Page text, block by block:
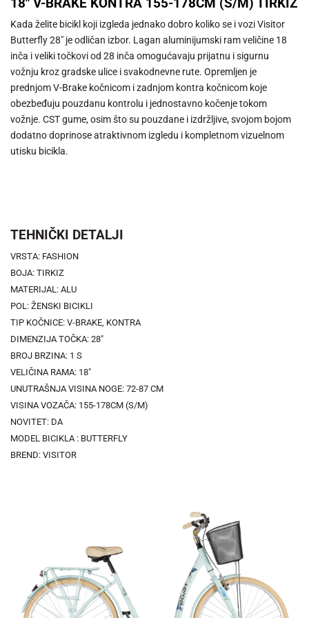
Kada želite bicikl koji izgleda jednako dobro koliko se i vozi Visitor
Butterfly 28" je odličan izbor. Lagan aluminijumski ram veličine 18
inča i veliki točkovi od 28 inča omogućavaju prijatnu i sigurnu
vožnju kroz gradske ulice i svakodnevne rute. Opremljen je
prednjom V-Brake kočnicom i zadnjom kontra kočnicom koje
obezbeđuju pouzdanu kontrolu i jednostavno kočenje tokom
vožnje. CST gume, osim što su pouzdane i izdržljive, svojom bojom
dodatno doprinose atraktivnom izgledu i kompletnom vizuelnom
utisku bicikla.
TEHNIČKI DETALJI
VRSTA: FASHION
BOJA: TIRKIZ
MATERIJAL: ALU
POL: ŽENSKI BICIKLI
TIP KOČNICE: V-BRAKE, KONTRA
DIMENZIJA TOČKA: 28"
BROJ BRZINA: 1 S
VELIČINA RAMA: 18"
UNUTRAŠNJA VISINA NOGE: 72-87 CM
VISINA VOZAČA: 155-178CM (S/M)
NOVITET: DA
MODEL BICIKLA : BUTTERFLY
BREND: VISITOR